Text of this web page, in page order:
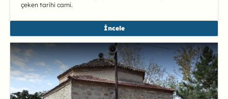
çeken tarihi cami.
İncele